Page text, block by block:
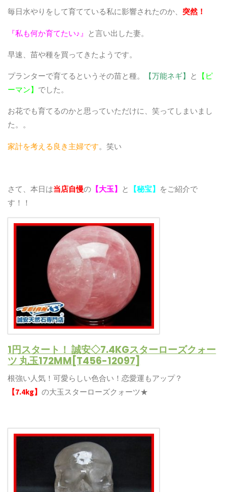
毎日水やりをして育てている私に影響されたのか、 突然！
『私も何か育てたい♪』 と言い出した妻。
早速、苗や種を買ってきたようです。
プランターで育てるというその苗と種。 【万能ネギ】 と
【ピ
ーマン】 でした。
お花でも育てるのかと思っていただけに、笑ってしまいまし
た。。
家計を考える良き主婦です。笑い
さて、本日は当店自慢の 【大玉】 と 【秘宝】 をご紹介で
す！！
1円スタート！ 誠安◇7.4KGスターローズクォー
ツ 丸玉172MM[T456-12097]
根強い人気！可愛らしい色合い！恋愛運もアップ？
【7.4kg】の大玉スターローズクォーツ★